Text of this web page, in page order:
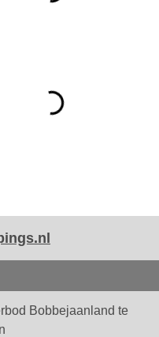
Bobbejaanland te